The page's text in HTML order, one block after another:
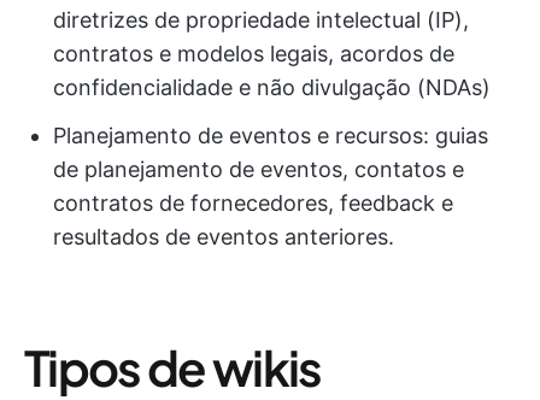
diretrizes de propriedade intelectual (IP),
contratos e modelos legais, acordos de
confidencialidade e não divulgação (NDAs)
Planejamento de eventos e recursos: guias
de planejamento de eventos, contatos e
contratos de fornecedores, feedback e
resultados de eventos anteriores.
Tipos de wikis